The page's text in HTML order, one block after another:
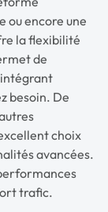
ou encore une
la flexibilité
de
intégrant
besoin. De
choix
avancées.
trafic.